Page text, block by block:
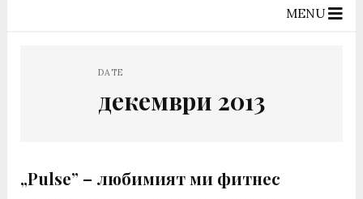
MENU
DATE
декември 2013
„Pulse” – любимият ми фитнес